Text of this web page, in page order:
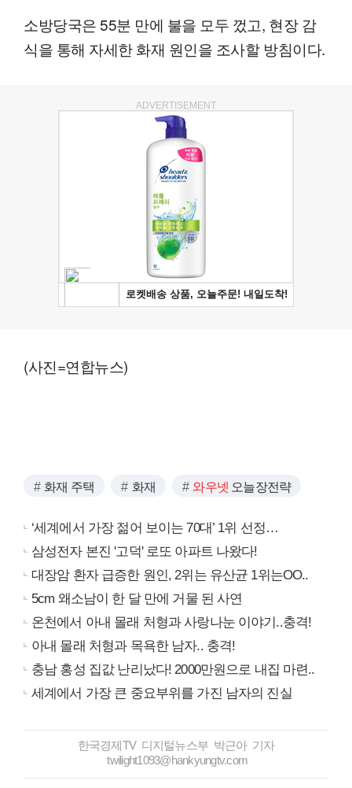
소방당국은 55분 만에 불을 모두 껐고, 현장 감
식을 통해 자세한 화재 원인을 조사할 방침이다.
ADVERTISEMENT
(사진=연합뉴스)
화재 주택 화재 와우넷 오늘장전략
‘세계에서 가장 젊어 보이는 70대’ 1위 선정…
삼성전자 본진 '고덕' 로또 아파트 나왔다!
대장암 환자 급증한 원인, 2위는 유산균 1위는OO..
5cm 왜소남이 한 달 만에 거물 된 사연
온천에서 아내 몰래 처형과 사랑나눈 이야기..충격!
아내 몰래 처형과 목욕한 남자.. 충격!
충남 홍성 집값 난리났다! 2000만원으로 내집 마련..
세계에서 가장 큰 중요부위를 가진 남자의 진실
한국경제TV 디지털뉴스부 박근아 기자
twilight1093@hankyungtv.com